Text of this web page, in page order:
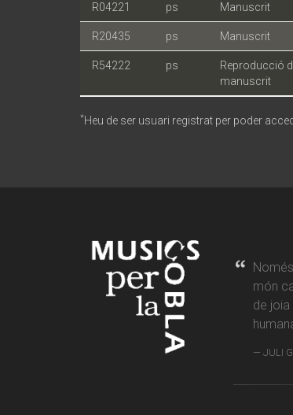
R04221 ps Manuscrit
R20435 ps Manuscrit
R54222 ps
Reproducció
manuscrit
*Heu de ser usuari registrat per poder
món
de
JULI